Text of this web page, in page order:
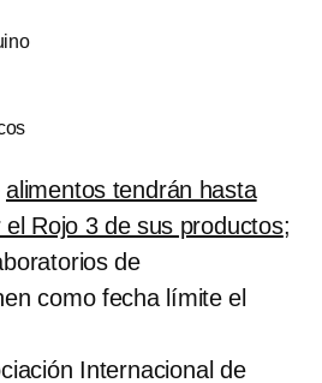
alimentos tendrán hasta
Rojo 3 de sus productos;
de
como fecha límite el
Internacional de